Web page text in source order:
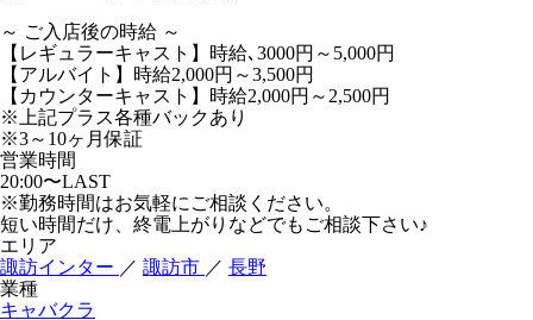
～ ご入店後の時給 ～
【レギュラーキャスト】時給､3000円～5,000円
【アルバイト】時給2,000円～3,500円
【カウンターキャスト】時給2,000円～2,500円
※上記プラス各種バックあり
※3～10ヶ月保証
営業時間
20:00〜LAST
※勤務時間はお気軽にご相談ください。
短い時間だけ、終電上がりなどでもご相談下さい♪
エリア
諏訪インター ／ 諏訪市 ／ 長野
業種
キャバクラ